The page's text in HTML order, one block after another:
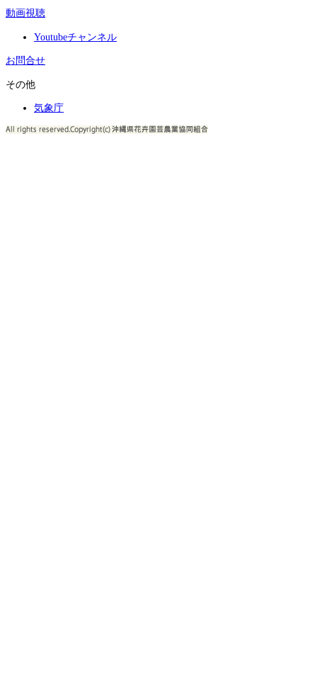
動画視聴
Youtubeチャンネル
お問合せ
その他
気象庁